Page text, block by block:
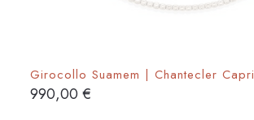
Girocollo Suamem | Chantecler Capri
990,00€